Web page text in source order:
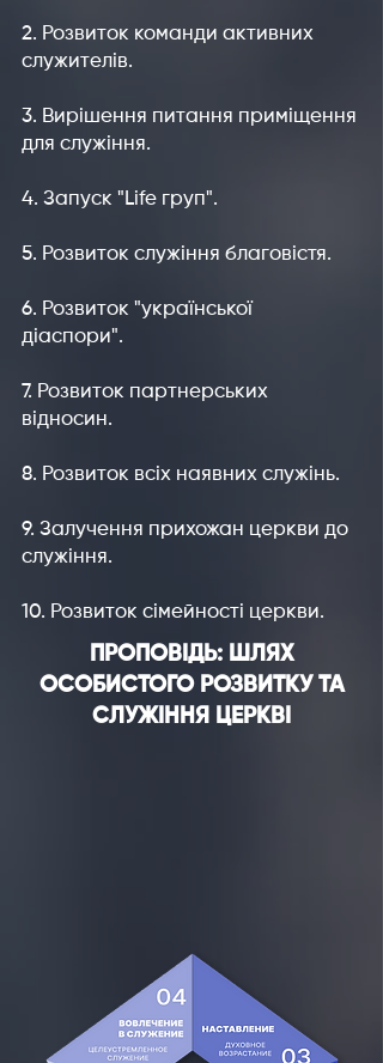
2. Розвиток команди активних
служителів.
3. Вирішення питання приміщення
для служіння.
4. Запуск "Life груп".
5. Розвиток служіння благовістя.
6. Розвиток "української
діаспори".
7. Розвиток партнерських
відносин.
8. Розвиток всіх наявних служінь.
9. Залучення прихожан церкви до
служіння.
10. Розвиток сімейності церкви.
ПРОПОВIДЬ: ШЛЯХ
ОСОБИСТОГО РОЗВИТКУ ТА
СЛУЖІННЯ ЦЕРКВІ